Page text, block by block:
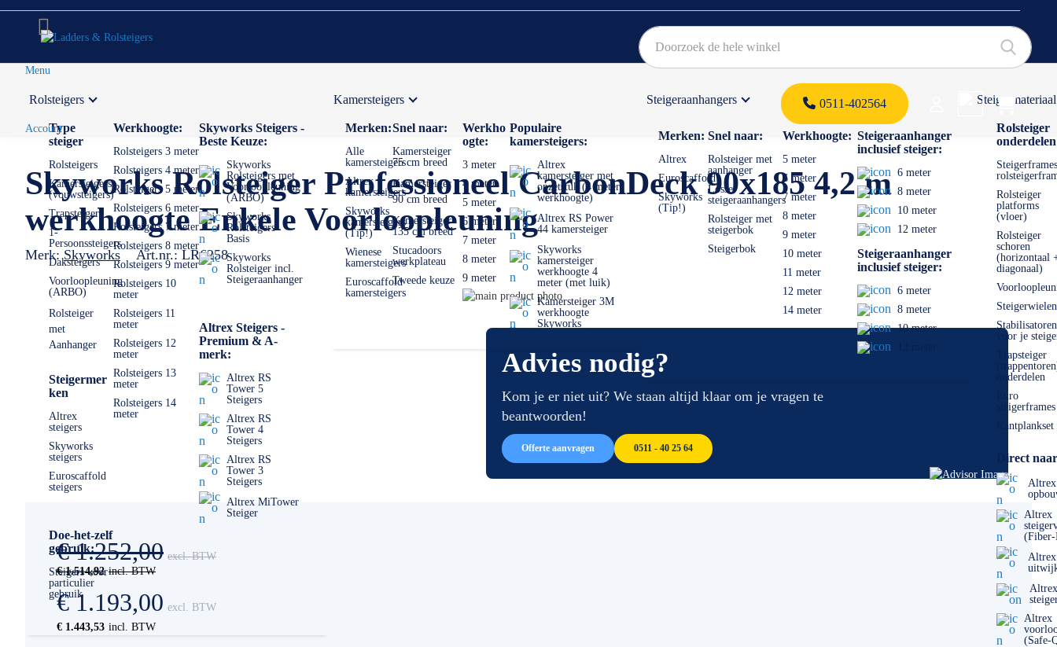
0511-402564
Menu
Rolsteigers
Type
steiger
Rolsteigers
Kamersteigers
(vouwsteigers)
Trapsteigers
1-
Persoonssteigers
Daksteigers
Voorloopleuning
(ARBO)
Rolsteiger
met
Aanhanger
Steigermer
ken
Altrex
steigers
Skyworks
steigers
Euroscaffold
steigers
Doe-het-zelf
gebruik:
Steigers voor
particulier
gebruik
Werkhoogte:
Rolsteigers 3 meter
Rolsteigers 4 meter
Rolsteigers 5 meter
Rolsteigers 6 meter
Rolsteigers 7 meter
Rolsteigers 8 meter
Rolsteigers 9 meter
Rolsteigers 10
meter
Rolsteigers 11
meter
Rolsteigers 12
meter
Rolsteigers 13
meter
Rolsteigers 14
meter
Skyworks Steigers -
Beste Keuze:
Skyworks
Rolsteigers met
Voorloopleuning
(ARBO)
Skyworks
Rolsteigers
Basis
Skyworks
Rolsteiger incl.
Steigeraanhanger
Altrex Steigers -
Premium & A-
merk:
Altrex RS
Tower 5
Steigers
Altrex RS
Tower 4
Steigers
Altrex RS
Tower 3
Steigers
Altrex MiTower
Steiger
Kamersteigers
Merken:
Alle
kamersteigers
Altrex
kamersteigers
Skyworks
kamersteigers
(Tip!)
Wienese
kamersteigers
Euroscaffold
kamersteigers
Snel naar:
Kamersteiger
75 cm breed
Kamersteiger
90 cm breed
Kamersteiger
135 cm breed
Stucadoors
werkplateau
Tweede keuze
Werkho
ogte:
3 meter
4 meter
5 meter
6 meter
7 meter
8 meter
9 meter
Populaire
kamersteigers:
Altrex
kamersteiger met
opzetstuk (4 meter
werkhoogte)
Altrex RS Power
44 kamersteiger
Skyworks
kamersteiger
werkhoogte 4
meter (met luik)
Kamersteiger 3M
werkhoogte
Skyworks
Steigeraanhangers
Merken:
Altrex
Euroscaffold
Skyworks
(Tip!)
Snel naar:
Rolsteiger met
aanhanger
Losse
steigeraanhangers
Rolsteiger met
steigerbok
Steigerbok
Werkhoogte:
5 meter
6 meter
7 meter
8 meter
9 meter
10 meter
11 meter
12 meter
14 meter
Steigeraanhanger
inclusief steiger:
6 meter
8 meter
10 meter
12 meter
Steigeraanhanger
inclusief steiger:
6 meter
8 meter
10 meter
Steigermateriaal
Rolsteiger
Rolsteiger
platforms
(vloer)
Rolsteiger
schoren
(horizontaal
diagonaal)
Steigerwielen
Stabilisatoren
voor je
Trapsteiger
onderdelen
Euro
steigerframes
Kantplankset
Direct
Altrex
Altrex
Altrex
Altrex
Altrex
(Safe-
Account
Skyworks Rolsteiger Professioneel CarbonDeck 90x185 4,2 m
werkhoogte Enkele Voorloopleuning
Merk: Skyworks Art.nr.: LR6258
Ga
afbeeldingen-
Advies nodig?
Kom je er niet uit? We staan altijd klaar om je vragen te
beantwoorden!
Offerte aanvragen 0511 - 40 25 64
€ 1.514,92
€ 1.252,00
€ 1.443,53
€ 1.193,00